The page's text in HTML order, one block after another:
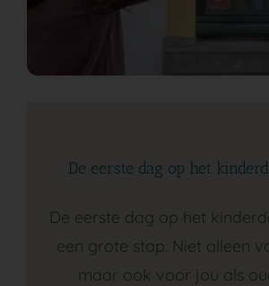
De eerste dag op het
De eerste dag op het
een grote stap. Niet alleen
maar ook voor jou als